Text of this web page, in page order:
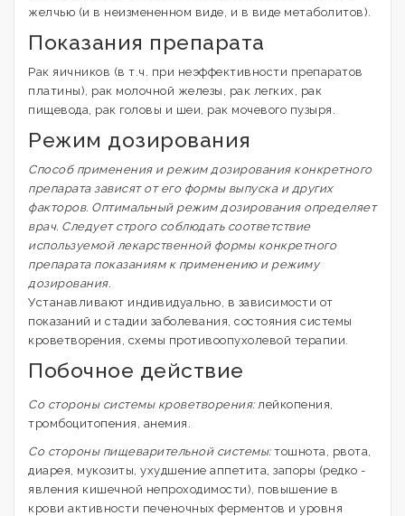
желчью (и в неизмененном виде, и в виде метаболитов).
Показания препарата
Рак яичников (в т.ч. при неэффективности препаратов
платины), рак молочной железы, рак легких, рак
пищевода, рак головы и шеи, рак мочевого пузыря.
Режим дозирования
Способ применения и режим дозирования конкретного
препарата зависят от его формы выпуска и других
факторов. Оптимальный режим дозирования определяет
врач. Следует строго соблюдать соответствие
используемой лекарственной формы конкретного
препарата показаниям к применению и режиму
дозирования.
Устанавливают индивидуально, в зависимости от
показаний и стадии заболевания, состояния системы
кроветворения, схемы противоопухолевой терапии.
Побочное действие
Со стороны системы кроветворения:лейкопения,
тромбоцитопения, анемия.
Со стороны пищеварительной системы:тошнота, рвота,
диарея, мукозиты, ухудшение аппетита, запоры (редко -
явления кишечной непроходимости), повышение в
крови активности печеночных ферментов и уровня